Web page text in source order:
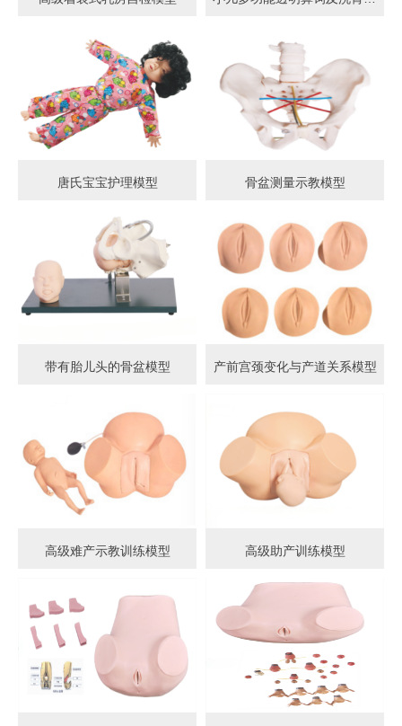
唐氏宝宝护理模型 骨盆测量示教模型
带有胎儿头的骨盆模型 产前宫颈变化与产道关系模型
高级难产示教训练模型 高级助产训练模型